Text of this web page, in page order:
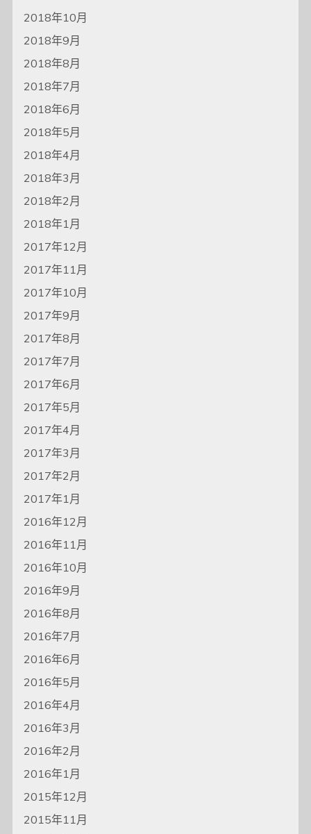
2018年10月
2018年9月
2018年8月
2018年7月
2018年6月
2018年5月
2018年4月
2018年3月
2018年2月
2018年1月
2017年12月
2017年11月
2017年10月
2017年9月
2017年8月
2017年7月
2017年6月
2017年5月
2017年4月
2017年3月
2017年2月
2017年1月
2016年12月
2016年11月
2016年10月
2016年9月
2016年8月
2016年7月
2016年6月
2016年5月
2016年4月
2016年3月
2016年2月
2016年1月
2015年12月
2015年11月